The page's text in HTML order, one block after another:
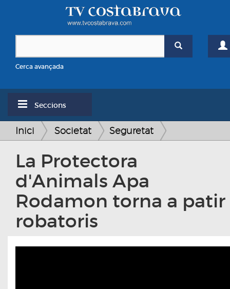
Cerca avançada
Seccions
Inici Societat Seguretat
La Protectora
d'Animals Apa
Rodamon torna a patir
robatoris